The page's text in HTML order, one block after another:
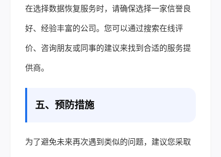
在选择数据恢复服务时，请确保选择一家信誉良
好、经验丰富的公司。您可以通过搜索在线评
价、咨询朋友或同事的建议来找到合适的服务提
供商。
五、预防措施
为了避免未来再次遇到类似的问题，建议您采取